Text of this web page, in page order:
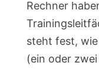
Rechner
steht fest, wie
(ein oder